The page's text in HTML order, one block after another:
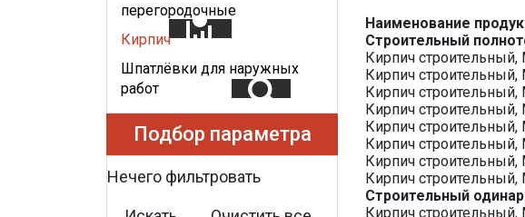
перегородочные
Кирпич
Шпатлёвки для наружных
работ
Подбор параметра
Нечего фильтровать
Наименование
Строительный
Кирпич
Кирпич
Кирпич
Кирпич
Кирпич
Кирпич
Кирпич
Кирпич
Строительный
Кирпич